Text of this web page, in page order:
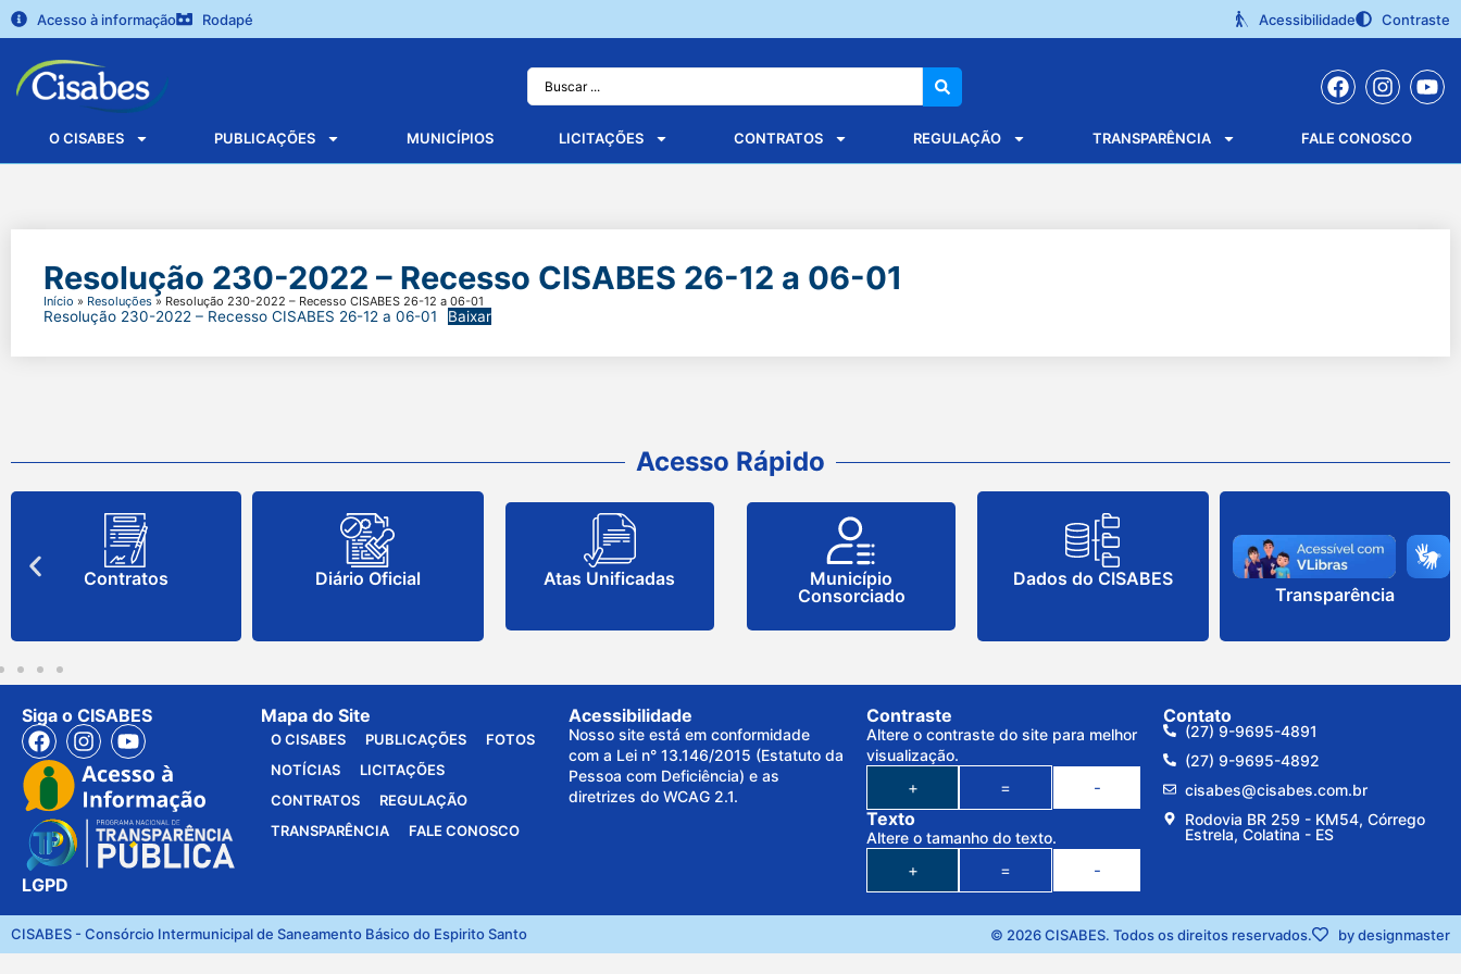
Acesso à informação Rodapé Acessibilidade Contraste
O CISABES PUBLICAÇÕES MUNICÍPIOS LICITAÇÕES CONTRATOS REGULAÇÃO TRANSPARÊNCIA FALE CONOSCO
Resolução 230-2022 – Recesso CISABES 26-12 a 06-01
Início » Resoluções» Resolução 230-2022 – Recesso CISABES 26-12 a 06-01
Resolução 230-2022 – Recesso CISABES 26-12 a 06-01 Baixar
Acesso Rápido
Contratos Diário Oficial Atas Unificadas
Município
Consorciado
Dados do CISABES
Transparência
Siga o CISABES
LGPD
Mapa do Site
O CISABES PUBLICAÇÕES
FOTOS
NOTÍCIAS
LICITAÇÕES
CONTRATOS
REGULAÇÃO
TRANSPARÊNCIA
FALE CONOSCO
Acessibilidade
Nosso site está em conformidade
com a Lei n° 13.146/2015 (Estatuto da
Pessoa com Deficiência) e as
diretrizes do WCAG 2.1.
Contraste
Altere o contraste do site para melhor
visualização.
+ = -
Texto
Altere o tamanho do texto.
+ = -
Contato
(27) 9-9695-4891
(27) 9-9695-4892
cisabes@cisabes.com.br
Rodovia BR 259 - KM54, Córrego
Estrela, Colatina - ES
CISABES - Consórcio Intermunicipal de Saneamento Básico do Espirito Santo © 2026 CISABES. Todos os direitos reservados. by designmaster